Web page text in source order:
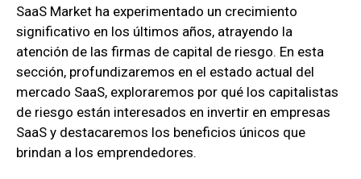
SaaS Market ha experimentado un crecimiento
significativo en los últimos años, atrayendo la
atención de las firmas de capital de riesgo. En esta
sección, profundizaremos en el estado actual del
mercado SaaS, exploraremos por qué los capitalistas
de riesgo están interesados en invertir en empresas
SaaS y destacaremos los beneficios únicos que
brindan a los emprendedores.